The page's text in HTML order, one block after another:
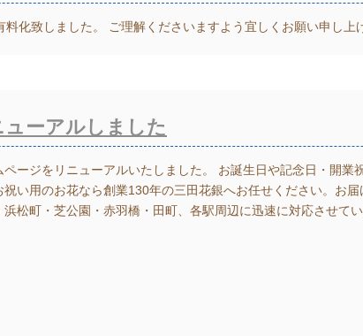
化致しました。 ご理解くださいますよう宜しくお願い申し上
ーアルしました
ページをリニューアルいたしました。 お誕生日や記念日・開業
祝い用のお花なら創業130年の三田花銀へお任せください。お
浜松町・芝公園・赤羽橋・田町、各駅周辺に迅速に対応させてい